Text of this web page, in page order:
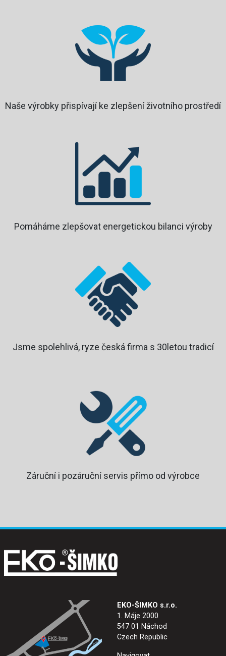
Naše výrobky přispívají ke zlepšení životního prostředí
Pomáháme zlepšovat energetickou bilanci výroby
Jsme spolehlivá, ryze česká firma s 30letou tradicí
Záruční i pozáruční servis přímo od výrobce
EKO-ŠIMKO s.r.o.
1. Máje 2000
547 01 Náchod
Czech Republic